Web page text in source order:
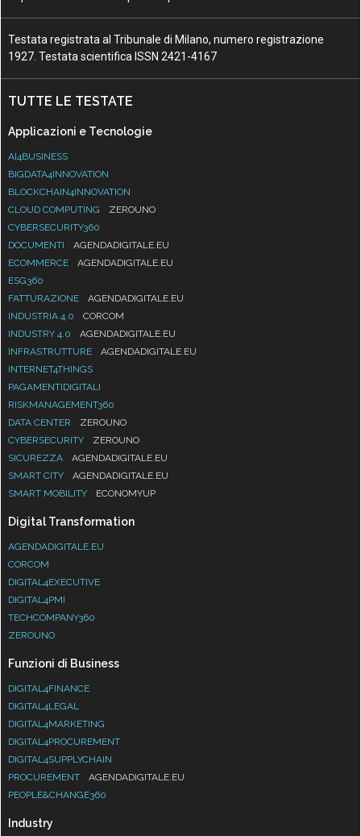
Testata registrata al Tribunale di Milano, numero registrazione
1927. Testata scientifica ISSN 2421-4167
TUTTE LE TESTATE
Applicazioni e Tecnologie
AI4BUSINESS
BIGDATA4INNOVATION
BLOCKCHAIN4INNOVATION
CLOUD COMPUTING
ZEROUNO
CYBERSECURITY360
DOCUMENTI
AGENDADIGITALE.EU
ECOMMERCE
AGENDADIGITALE.EU
ESG360
FATTURAZIONE
AGENDADIGITALE.EU
INDUSTRIA 4.0
CORCOM
INDUSTRY 4.0
AGENDADIGITALE.EU
INFRASTRUTTURE
AGENDADIGITALE.EU
INTERNET4THINGS
PAGAMENTIDIGITALI
RISKMANAGEMENT360
DATA CENTER
ZEROUNO
CYBERSECURITY
ZEROUNO
SICUREZZA
AGENDADIGITALE.EU
SMART CITY
AGENDADIGITALE.EU
SMART MOBILITY
ECONOMYUP
Digital Transformation
AGENDADIGITALE.EU
CORCOM
DIGITAL4EXECUTIVE
DIGITAL4PMI
TECHCOMPANY360
ZEROUNO
Funzioni di Business
DIGITAL4FINANCE
DIGITAL4LEGAL
DIGITAL4MARKETING
DIGITAL4PROCUREMENT
DIGITAL4SUPPLYCHAIN
PROCUREMENT
AGENDADIGITALE.EU
PEOPLE&CHANGE360
Industry